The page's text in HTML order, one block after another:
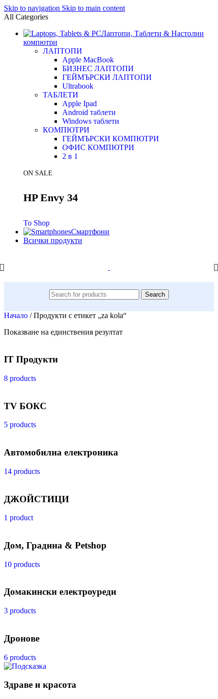
Skip to navigation Skip to main content
All Categories
Лаптопи, Таблети & Настолни
компютри
ЛАПТОПИ
Apple MacBook
БИЗНЕС ЛАПТОПИ
ГЕЙМЪРСКИ ЛАПТОПИ
Ultrabook
ТАБЛЕТИ
Apple Ipad
Android таблети
Windows таблети
КОМПЮТРИ
ГЕЙМЪРСКИ КОМПЮТРИ
ОФИС КОМПЮТРИ
2 в 1
ON SALE
HP Envy 34
To Shop
Смартфони
Всички продукти
Search
Начало / Продукти с етикет „za kola“
Показване на единствения резултат
IT Продукти
8 products
TV БОКС
5 products
Автомобилна електроника
14 products
ДЖОЙСТИЦИ
1 product
Дом, Градина & Petshop
10 products
Домакински електроуреди
3 products
Дронове
6 products
Здраве и красота